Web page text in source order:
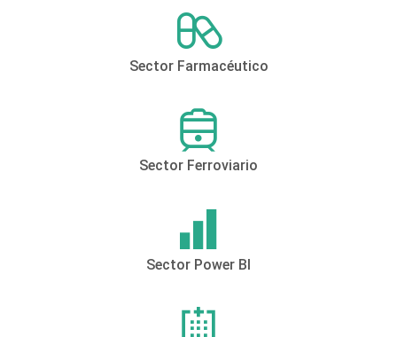
Sector Farmacéutico
Sector Ferroviario
Sector Power BI